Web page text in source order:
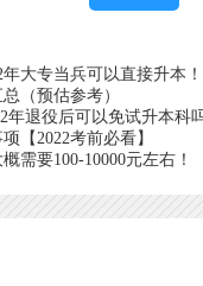
大专当兵可以直接升本！
（预估参考）
年退役后可以免试升本科
【2022考前必看】
需要100-10000元左右！